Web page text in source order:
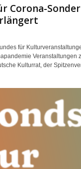
Corona-
für
Veranstaltungen
Kulturrat, der